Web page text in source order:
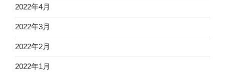
2022年4月
2022年3月
2022年2月
2022年1月